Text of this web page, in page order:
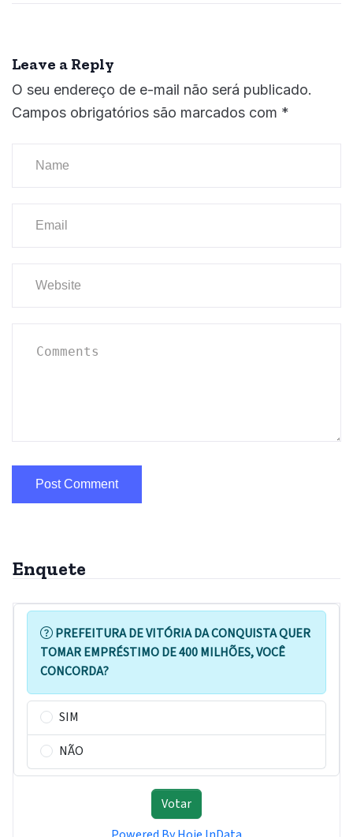
Leave a Reply
O seu endereço de e-mail não será publicado.
Campos obrigatórios são marcados com *
Enquete